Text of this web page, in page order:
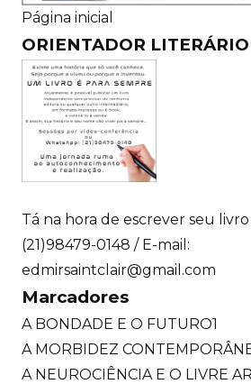
Página inicial
ORIENTADOR LITERÁRIO
Tá na hora de escrever seu
(21)98479-0148 / E-mail:
edmirsaintclair@gmail.com
Marcadores
A BONDADE E O FUTURO1
A MORBIDEZ
A NEUROCIÊNCIA E O LIVRE